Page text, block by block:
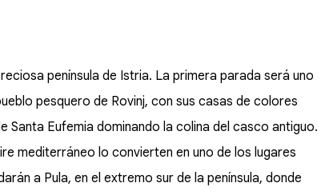
península de Istria. La primera parada será uno
pesquero de Rovinj, con sus casas de colores
Eufemia dominando la colina del casco antiguo.
mediterráneo lo convierten en uno de los lugares
a Pula, en el extremo sur de la península, donde